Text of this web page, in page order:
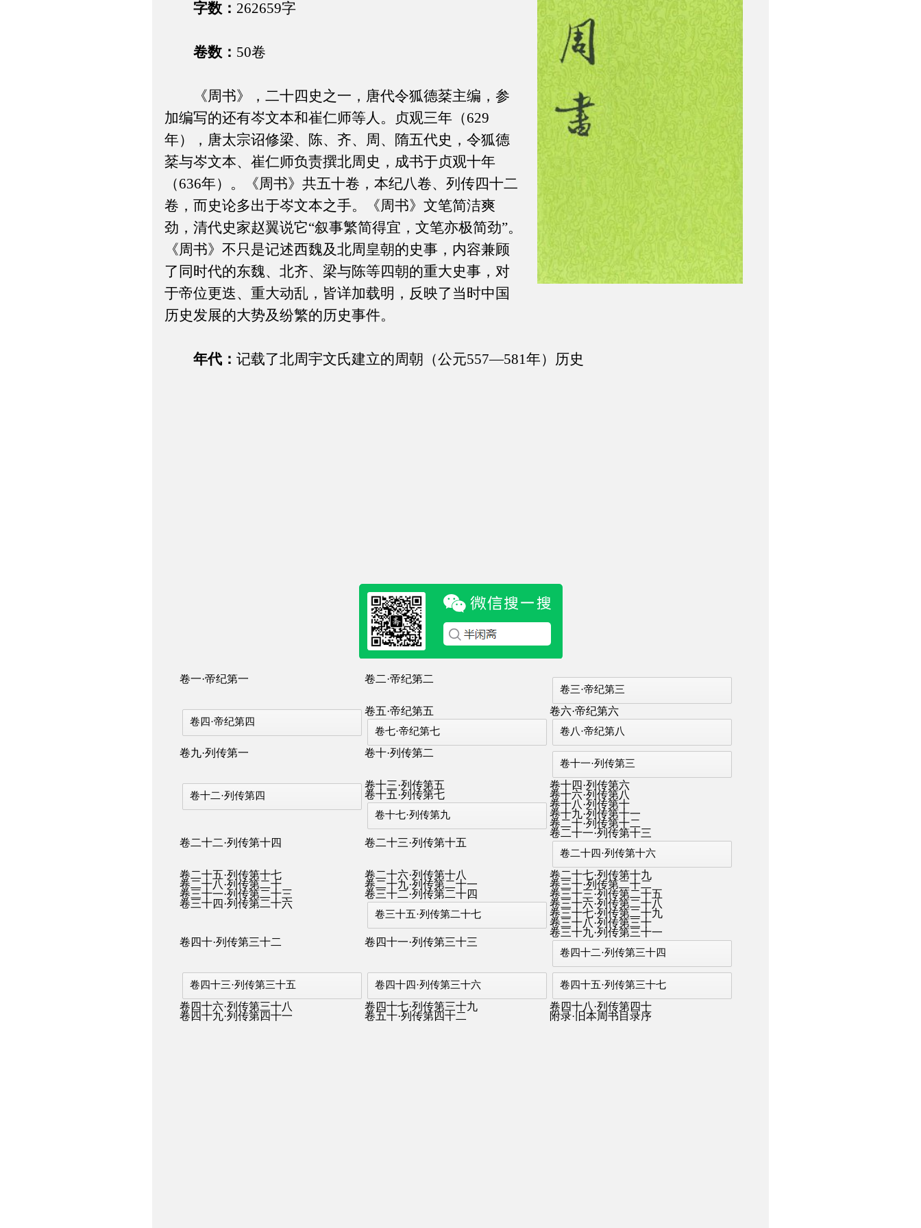
字数： 262659字
卷数： 50卷
《周书》，二十四史之一，唐代令狐德棻主编，参
加编写的还有岑文本和崔仁师等人。贞观三年（629
年），唐太宗诏修梁、陈、齐、周、隋五代史，令狐德
棻与岑文本、崔仁师负责撰北周史，成书于贞观十年
（636年）。《周书》共五十卷，本纪八卷、列传四十二
卷，而史论多出于岑文本之手。《周书》文笔简洁爽
劲，清代史家赵翼说它“叙事繁简得宜，文笔亦极简劲”。
《周书》不只是记述西魏及北周皇朝的史事，内容兼顾
了同时代的东魏、北齐、梁与陈等四朝的重大史事，对
于帝位更迭、重大动乱，皆详加载明，反映了当时中国
历史发展的大势及纷繁的历史事件。
年代： 记载了北周宇文氏建立的周朝（公元557—581年）历史
卷一·帝纪第一 卷二·帝纪第二
卷三·帝纪第三
卷四·帝纪第四
卷五·帝纪第五 卷六·帝纪第六
卷七·帝纪第七 卷八·帝纪第八
卷九·列传第一 卷十·列传第二
卷十一·列传第三
卷十二·列传第四
卷十三·列传第五
卷十四·列传第六
卷十五·列传第七
卷十六·列传第八
卷十七·列传第九
卷十八·列传第十
卷十九·列传第十一
卷二十·列传第十二
卷二十一·列传第十三
卷二十二·列传第十四
卷二十三·列传第十五
卷二十四·列传第十六
卷二十五·列传第十七 卷二十六·列传第十八
卷二十七·列传第十九
卷二十八·列传第二十
卷二十九·列传第二十一
卷三十·列传第二十二
卷三十一·列传第二十三
卷三十二·列传第二十四
卷三十三·列传第二十五
卷三十四·列传第二十六
卷三十五·列传第二十七
卷三十六·列传第二十八
卷三十七·列传第二十九
卷三十八·列传第三十
卷三十九·列传第三十一
卷四十·列传第三十二
卷四十一·列传第三十三
卷四十二·列传第三十四
卷四十三·列传第三十五 卷四十四·列传第三十六 卷四十五·列传第三十七
卷四十六·列传第三十八 卷四十七·列传第三十九
卷四十八·列传第四十
卷四十九·列传第四十一
卷五十·列传第四十二 附录·旧本周书目录序